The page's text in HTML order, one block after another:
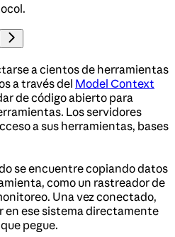
a cientos de herramientas
a través del Model Context
de código abierto para
Los servidores
a sus herramientas, bases
se encuentre copiando datos
como un rastreador de
Una vez conectado,
en ese sistema directamente
pegue.